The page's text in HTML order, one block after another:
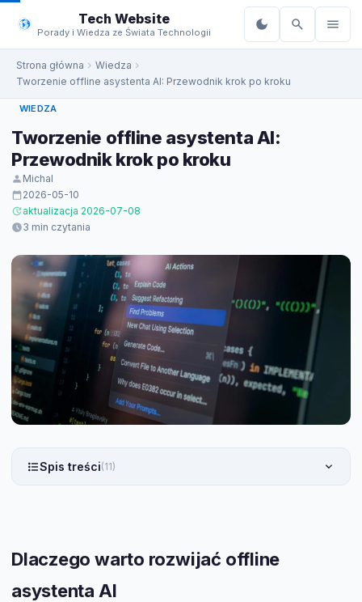
do
treści
Tech Website
Porady i Wiedza ze Świata Technologii
Strona główna
Wiedza
Tworzenie offline asystenta AI: Przewodnik krok po kroku
WIEDZA
Tworzenie offline asystenta AI:
Przewodnik krok po kroku
Michal
2026-05-10
aktualizacja 2026-07-08
3 min czytania
Spis treści(11)
Dlaczego warto rozwijać offline
asystenta AI